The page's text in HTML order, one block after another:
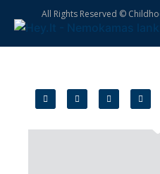
All Rights Reserved ©